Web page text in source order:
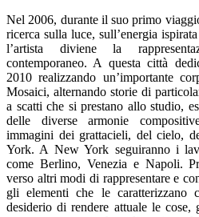
Nel 2006, durante il suo primo
ricerca sulla luce, sull’energia
l’artista diviene la
contemporaneo. A questa città
2010 realizzando un’importante
Mosaici, alternando storie di
a scatti che si prestano allo studio,
delle diverse armonie
immagini dei grattacieli, del cielo,
York. A New York seguiranno i
come Berlino, Venezia e Napoli.
verso altri modi di rappresentare e
gli elementi che le
desiderio di rendere attuale le